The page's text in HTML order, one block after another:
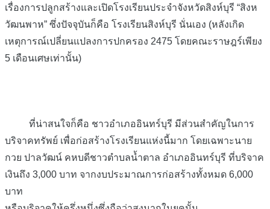
เรื่องการปลูกสร้างและเปิดโรงเรียนประจำจังหวัดสิงห์บุรี “สิงห
วัฒนพาห” ซึ่งปัจจุบันก็คือ โรงเรียนสิงห์บุรี นั่นเอง (หลังเกิด
เหตุการณ์เปลี่ยนแปลงการปกครอง 2475 โดยคณะราษฎร์เพียง
5 เดือนเศษเท่านั้น)
ที่น่าสนใจก็คือ ชาวอำเภออินทร์บุรี มีส่วนสำคัญในการ
บริจาคทรัพย์ เพื่อก่อสร้างโรงเรียนแห่งนี้มาก โดยเฉพาะนาย
กวย ปาลวัฒน์ คหบดีชาวตำบลน้ำตาล อำเภออินทร์บุรี ที่บริจาค
เงินถึง 3,000 บาท จากงบประมาณการก่อสร้างทั้งหมด 6,000
บาท